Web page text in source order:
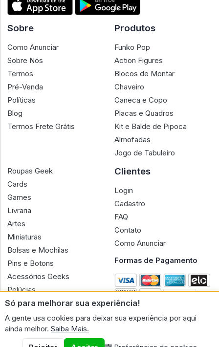
Só para melhorar sua experiência!
A gente usa cookies para deixar sua experiência por aqui
ainda melhor. Saiba Mais.
Sobre
Como Anunciar
Sobre Nós
Termos
Pré-Venda
Políticas
Blog
Termos Frete Grátis
Produtos
Funko Pop
Action Figures
Blocos de Montar
Chaveiro
Caneca e Copo
Placas e Quadros
Kit e Balde de Pipoca
Almofadas
Jogo de Tabuleiro
Roupas Geek
Cards
Games
Livraria
Artes
Miniaturas
Bolsas e Mochilas
Pins e Botons
Acessórios Geeks
Pelúcias
Bonecas
Clientes
Login
Cadastro
FAQ
Contato
Como Anunciar
Formas de Pagamento